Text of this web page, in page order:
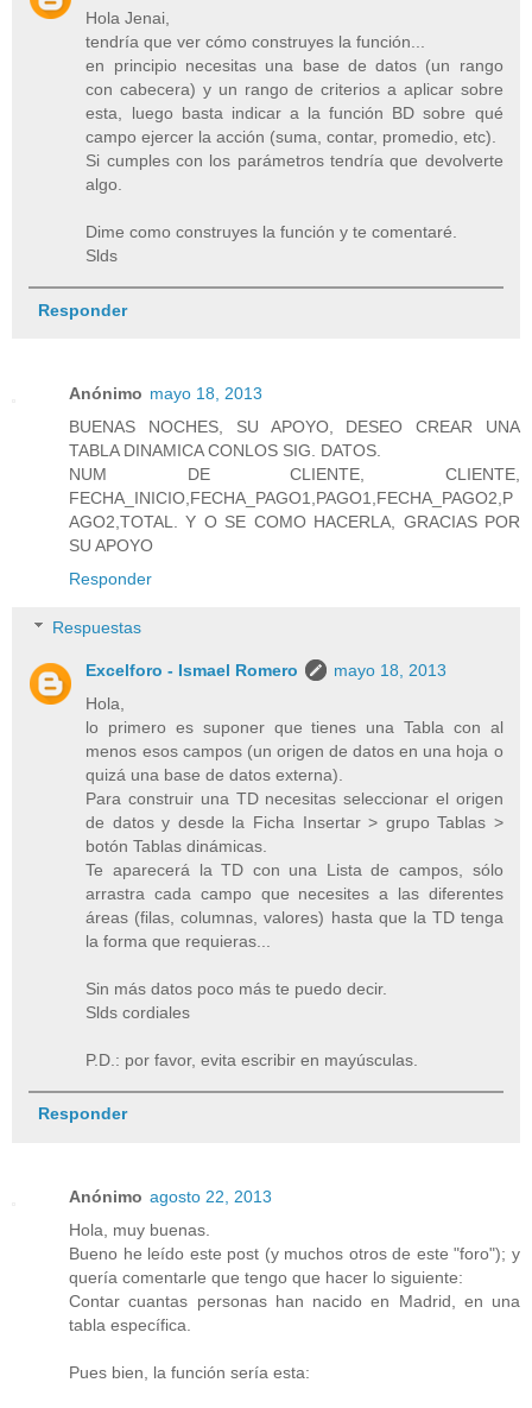
Hola Jenai,
tendría que ver cómo construyes la función...
en principio necesitas una base de datos (un rango
con cabecera) y un rango de criterios a aplicar sobre
esta, luego basta indicar a la función BD sobre qué
campo ejercer la acción (suma, contar, promedio, etc).
Si cumples con los parámetros tendría que devolverte
algo.
Dime como construyes la función y te comentaré.
Slds
Responder
Anónimo mayo 18, 2013
BUENAS NOCHES, SU APOYO, DESEO CREAR UNA
TABLA DINAMICA CONLOS SIG. DATOS.
NUM DE CLIENTE, CLIENTE,
FECHA_INICIO,FECHA_PAGO1,PAGO1,FECHA_PAGO2,P
AGO2,TOTAL. Y O SE COMO HACERLA, GRACIAS POR
SU APOYO
Responder
Respuestas
Excelforo - Ismael Romero
mayo 18, 2013
Hola,
lo primero es suponer que tienes una Tabla con al
menos esos campos (un origen de datos en una hoja o
quizá una base de datos externa).
Para construir una TD necesitas seleccionar el origen
de datos y desde la Ficha Insertar > grupo Tablas >
botón Tablas dinámicas.
Te aparecerá la TD con una Lista de campos, sólo
arrastra cada campo que necesites a las diferentes
áreas (filas, columnas, valores) hasta que la TD tenga
la forma que requieras...
Sin más datos poco más te puedo decir.
Slds cordiales
P.D.: por favor, evita escribir en mayúsculas.
Responder
Anónimo agosto 22, 2013
Hola, muy buenas.
Bueno he leído este post (y muchos otros de este "foro"); y
quería comentarle que tengo que hacer lo siguiente:
Contar cuantas personas han nacido en Madrid, en una
tabla específica.
Pues bien, la función sería esta: